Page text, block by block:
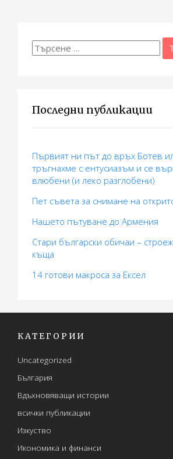
Търсене
Последни публикации
Първият ни път до връх Ботев
тръгнахме с ентусиазъм и се
влюбени (и леко разглобени)
Пет съвета за снимане на
Нашето пътуване до Армения
Стари български обичаи –
къща
14 готови макросa за Ексел
КАТЕГОРИИ
Uncategorized
България
Вдъхновяващи истории
всички публикации
Изкуство
Икономика и финанси